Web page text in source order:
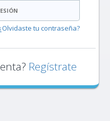
¿Olvidaste tu contraseña?
Regístrate